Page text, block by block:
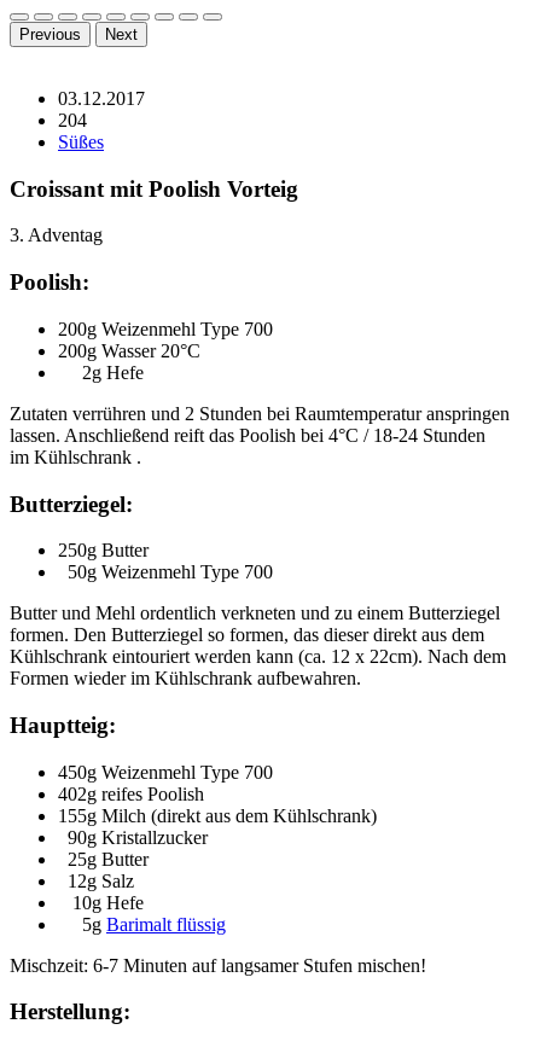
Previous Next
03.12.2017
204
Süßes
Croissant mit Poolish Vorteig
3. Adventag
Poolish:
200g Weizenmehl Type 700
200g Wasser 20°C
2g Hefe
Zutaten verrühren und 2 Stunden bei Raumtemperatur anspringen
lassen. Anschließend reift das Poolish bei 4°C / 18-24 Stunden
im Kühlschrank .
Butterziegel:
250g Butter
50g Weizenmehl Type 700
Butter und Mehl ordentlich verkneten und zu einem Butterziegel
formen. Den Butterziegel so formen, das dieser direkt aus dem
Kühlschrank eintouriert werden kann (ca. 12 x 22cm). Nach dem
Formen wieder im Kühlschrank aufbewahren.
Hauptteig:
450g Weizenmehl Type 700
402g reifes Poolish
155g Milch (direkt aus dem Kühlschrank)
90g Kristallzucker
25g Butter
12g Salz
10g Hefe
5g Barimalt flüssig
Mischzeit: 6-7 Minuten auf langsamer Stufen mischen!
Herstellung: